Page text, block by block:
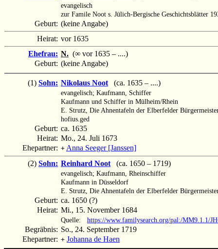
evangelisch
zur Famile Noot s. Jülich-Bergische Geschichtsblätter
Geburt: (keine Angabe)
Heirat: vor 1635
Ehefrau: N. (∞ vor 1635 – ....)
Geburt: (keine Angabe)
(1) Sohn: Nikolaus Noot (ca. 1635 – ....)
evangelisch; Kaufmann, Schiffer
Kaufmann und Schiffer in Mülheim/Rhein
E. Strutz, Die Ahnentafeln der Elberfelder
hofius.ged
Geburt: ca. 1635
Heirat: Mo., 24. Juli 1673
Ehepartner: + Anna Seeger [Janssen]
(2) Sohn: Reinhard Noot (ca. 1650 – 1719)
evangelisch; Kaufmann, Rheinschiffer
Kaufmann in Düsseldorf
E. Strutz, Die Ahnentafeln der Elberfelder
Geburt: ca. 1650 (?)
Heirat: Mi., 15. November 1684
Quelle: https://www.familysearch.org/pal:/MM9.1.1/
Begräbnis: So., 24. September 1719
Ehepartner: + Johanna de Haen